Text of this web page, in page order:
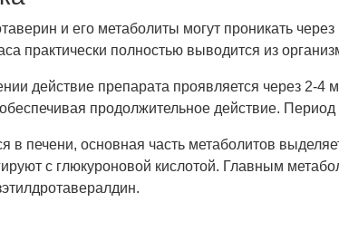
и его метаболиты могут проникать
практически полностью выводится из
действие препарата проявляется через 2-
продолжительное действие.
в печени, основная часть метаболитов
с глюкуроновой кислотой. Главным